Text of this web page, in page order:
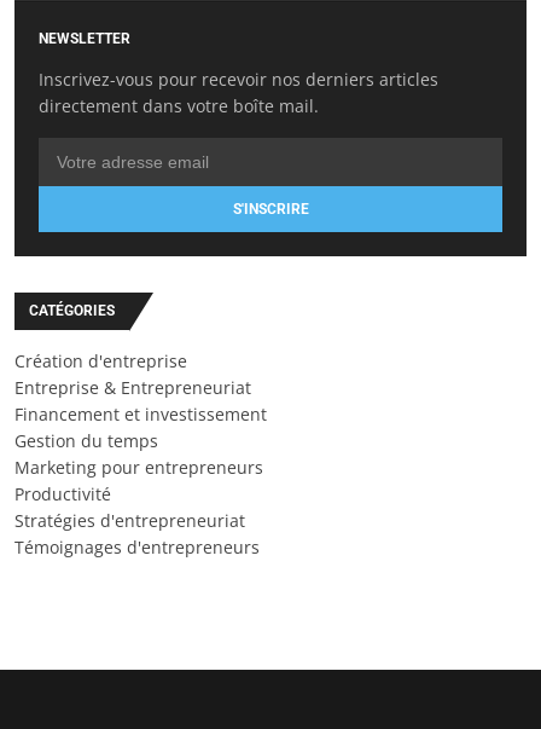
NEWSLETTER
Inscrivez-vous pour recevoir nos derniers articles
directement dans votre boîte mail.
S'INSCRIRE
CATÉGORIES
Création d'entreprise
Entreprise & Entrepreneuriat
Financement et investissement
Gestion du temps
Marketing pour entrepreneurs
Productivité
Stratégies d'entrepreneuriat
Témoignages d'entrepreneurs